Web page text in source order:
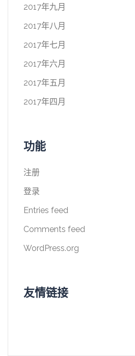
2017年九月
2017年八月
2017年七月
2017年六月
2017年五月
2017年四月
功能
注册
登录
Entries feed
Comments feed
WordPress.org
友情链接